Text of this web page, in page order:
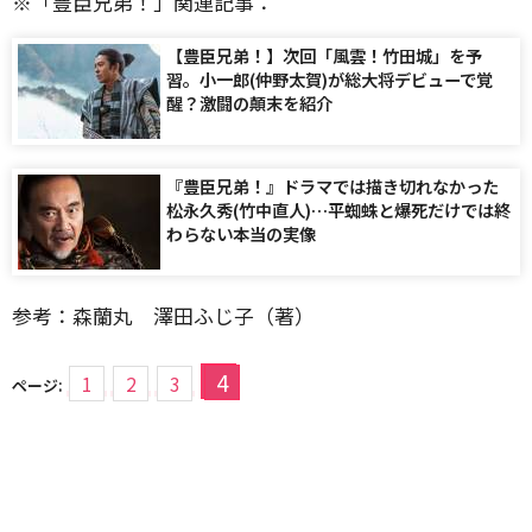
【豊臣兄弟！】次回「風雲！竹田城」を予
習。小一郎(仲野太賀)が総大将デビューで覚
醒？激闘の顛末を紹介
『豊臣兄弟！』ドラマでは描き切れなかった
松永久秀(竹中直人)…平蜘蛛と爆死だけでは終
わらない本当の実像
参考：森蘭丸 澤田ふじ子（著）
ページ: 1 2 3 4